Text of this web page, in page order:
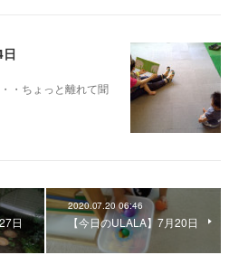
・ちょっと離れて聞
日
2020.07.20 06:46
【今日のULALA】7月20日